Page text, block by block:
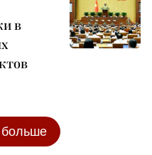
в
больше